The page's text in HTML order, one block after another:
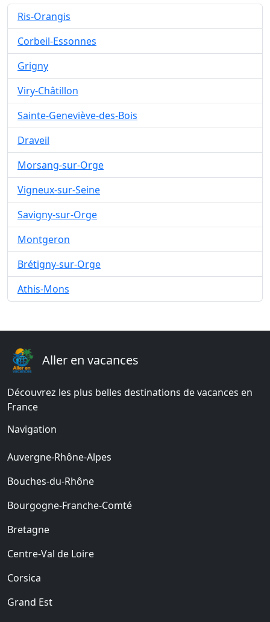
Ris-Orangis
Corbeil-Essonnes
Grigny
Viry-Châtillon
Sainte-Geneviève-des-Bois
Draveil
Morsang-sur-Orge
Vigneux-sur-Seine
Savigny-sur-Orge
Montgeron
Brétigny-sur-Orge
Athis-Mons
Aller en vacances
Découvrez les plus belles destinations de vacances en
France
Navigation
Auvergne-Rhône-Alpes
Bouches-du-Rhône
Bourgogne-Franche-Comté
Bretagne
Centre-Val de Loire
Corsica
Grand Est